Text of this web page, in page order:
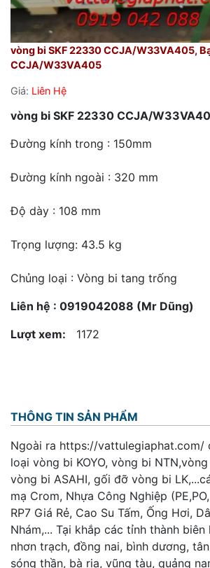
vòng bi SKF 22330 CCJA/W33VA405,
CCJA/W33VA405
Giá: Liên Hệ
vòng bi SKF 22330 CCJA/
Đường kính trong : 150mm
Đường kính ngoài : 320 mm
Độ dày : 108 mm
Trọng lượng: 43.5 kg
Chủng loại : Vòng bi tang trống
Liên hệ : 0919042088 (Mr Dũng)
Lượt xem:
1172
THÔNG TIN SẢN PHẨM
Ngoài ra https://vattulegiaphat.com/
loại vòng bi KOYO, vòng bi
vòng bi ASAHI, gối đỡ vòng bi
mạ Crom, Nhựa Công Nghiệp
RP7 Giá Rẻ, Cao Su Tấm, Ống Hơi,
Nhám,... Tại khắp các tỉnh thành
nhơn trạch, đồng nai, bình dương,
sóng thần, bà rịa, vũng tàu, quảng